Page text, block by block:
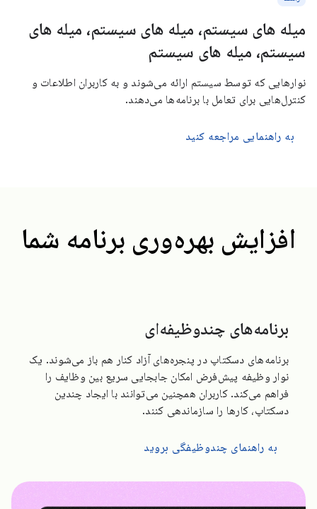
میله های سیستم، میله های سیستم، میله های
سیستم، میله های سیستم
نوارهایی که توسط سیستم ارائه می‌شوند و به کاربران اطلاعات و
کنترل‌هایی برای تعامل با برنامه‌ها می‌دهند.
به راهنمایی مراجعه کنید
افزایش بهره‌وری برنامه شما
برنامه‌های چندوظیفه‌ای
برنامه‌های دسکتاپ در پنجره‌های آزاد کنار هم باز می‌شوند. یک
نوار وظیفه پیش‌فرض امکان جابجایی سریع بین وظایف را
فراهم می‌کند. کاربران همچنین می‌توانند با ایجاد چندین
دسکتاپ، کارها را سازماندهی کنند.
به راهنمای چندوظیفگی بروید